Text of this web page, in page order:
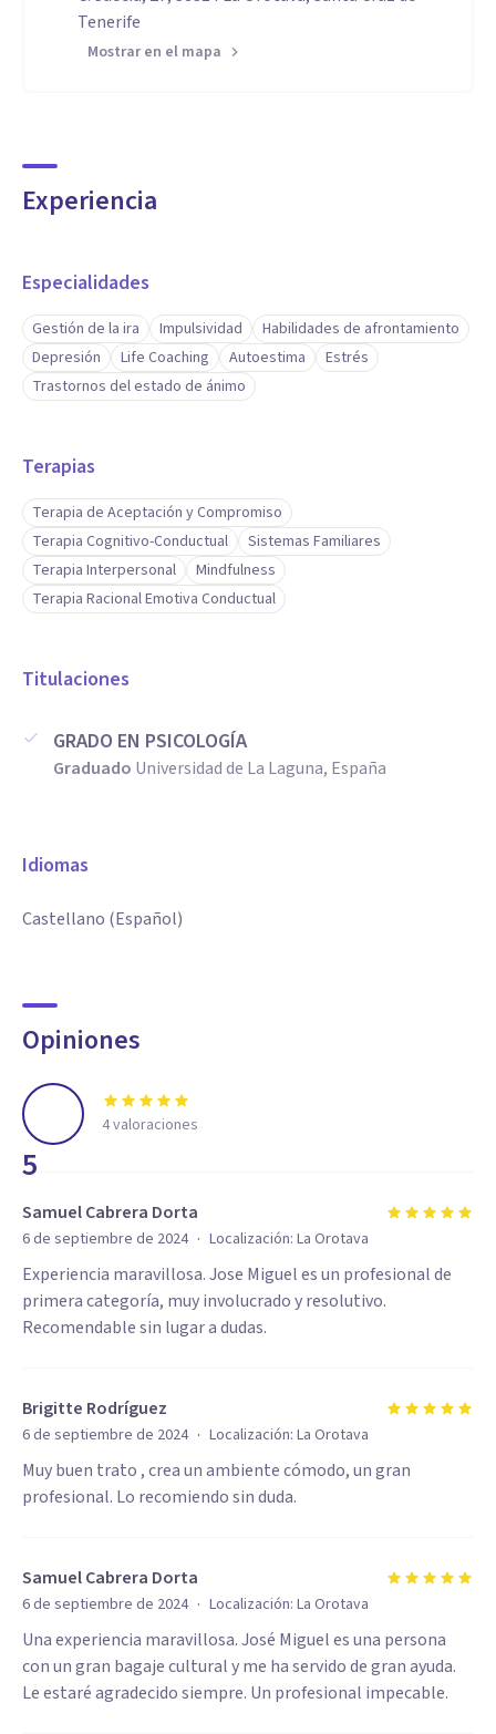
Tenerife
Mostrar en el mapa
Experiencia
Especialidades
Gestión de la ira Impulsividad
Habilidades de afrontamiento
Depresión
Life Coaching Autoestima
Estrés
Trastornos del estado de ánimo
Terapias
Terapia de Aceptación y Compromiso
Terapia Cognitivo-Conductual
Sistemas Familiares
Terapia Interpersonal
Mindfulness
Terapia Racional Emotiva Conductual
Titulaciones
GRADO EN PSICOLOGÍA
Graduado Universidad de La Laguna, España
Idiomas
Castellano (Español)
Opiniones
5
4valoraciones
Samuel Cabrera Dorta
6 de septiembre de 2024 · Localización: La Orotava
Experiencia maravillosa. Jose Miguel es un profesional de
primera categoría, muy involucrado y resolutivo.
Recomendable sin lugar a dudas.
Brigitte Rodríguez
6 de septiembre de 2024 · Localización: La Orotava
Muy buen trato , crea un ambiente cómodo, un gran
profesional. Lo recomiendo sin duda.
Samuel Cabrera Dorta
6 de septiembre de 2024 · Localización: La Orotava
Una experiencia maravillosa. José Miguel es una persona
con un gran bagaje cultural y me ha servido de gran ayuda.
Le estaré agradecido siempre. Un profesional impecable.